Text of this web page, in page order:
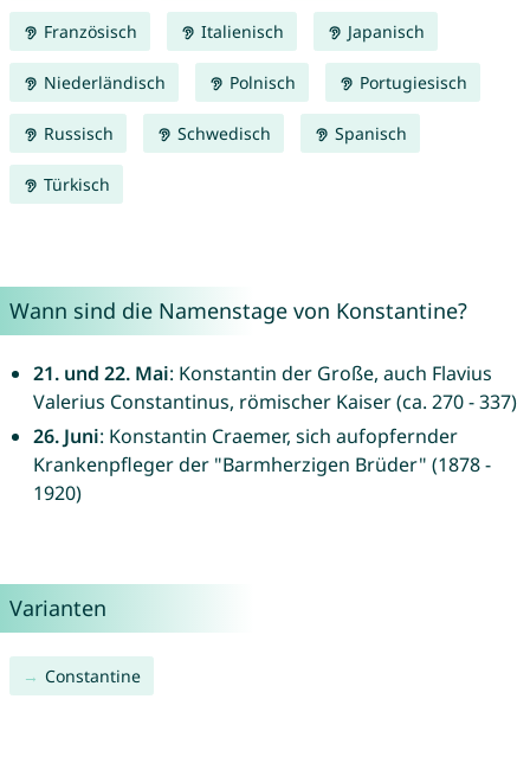
Französisch Italienisch Japanisch
Niederländisch Polnisch Portugiesisch
Russisch Schwedisch Spanisch
Türkisch
Wann sind die Namenstage von Konstantine?
21. und 22. Mai: Konstantin der Große, auch Flavius
Valerius Constantinus, römischer Kaiser (ca. 270 - 337)
26. Juni: Konstantin Craemer, sich aufopfernder
Krankenpfleger der "Barmherzigen Brüder" (1878 -
1920)
Varianten
Constantine